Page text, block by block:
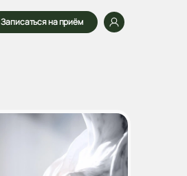
Записаться на приём